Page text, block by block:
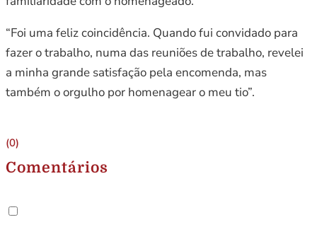
“Foi uma feliz coincidência. Quando fui convidado para
fazer o trabalho, numa das reuniões de trabalho, revelei
a minha grande satisfação pela encomenda, mas
também o orgulho por homenagear o meu tio”.
(0)
Comentários